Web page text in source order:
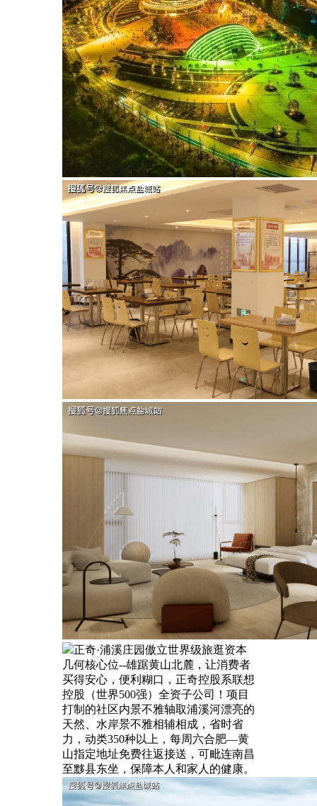
正奇·浦溪庄园傲立世界级旅逛资本
几何核心位--雄踞黄山北麓，让消费者
买得安心，便利糊口，正奇控股系联想
控股（世界500强）全资子公司！项目
打制的社区内景不雅轴取浦溪河漂亮的
天然、水岸景不雅相辅相成，省时省
力，动类350种以上，每周六合肥—黄
山指定地址免费往返接送，可毗连南昌
至黟县东坐，保障本人和家人的健康。